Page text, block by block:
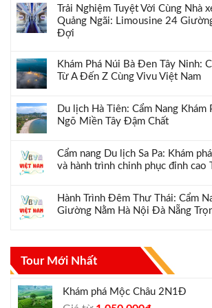
Trải Nghiệm Tuyệt Vời Cùng Nhà
Quảng Ngãi: Limousine 24
Đợi
Khám Phá Núi Bà Đen Tây Ninh:
Từ A Đến Z Cùng Vivu Việt Nam
Du lịch Hà Tiên: Cẩm Nang Khám
Ngõ Miền Tây Đậm Chất
Cẩm nang Du lịch Sa Pa: Khám
và hành trình chinh phục đỉnh cao
Hành Trình Đêm Thư Thái: Cẩm
Giường Nằm Hà Nội Đà Nẵng
Tour Mới Nhất
Khám phá Mộc Châu 2N1Đ